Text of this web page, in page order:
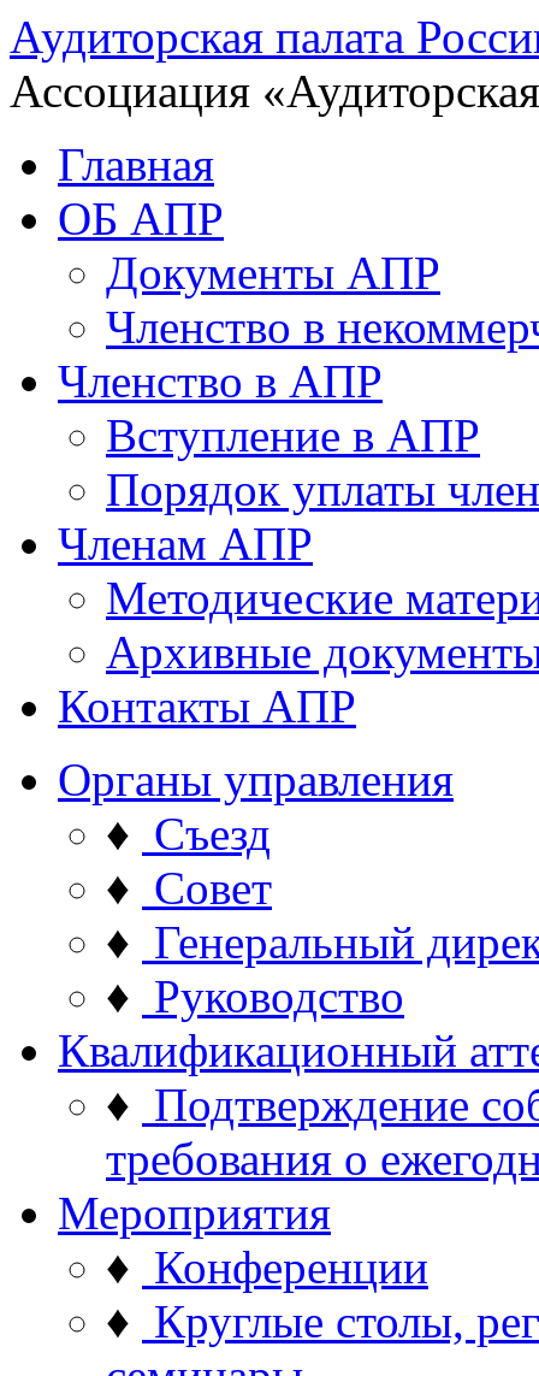
Аудиторская палата
Ассоциация
Главная
ОБ АПР
Документы АПР
Членство в
Членство в АПР
Вступление в АПР
Порядок уплаты
Членам АПР
Методические
Архивные
Контакты АПР
Органы управления
♦ Съезд
♦ Совет
♦ Генеральный
♦ Руководство
Квалификационный
♦ Подтверждение
требования о
Мероприятия
♦ Конференции
♦ Круглые столы,